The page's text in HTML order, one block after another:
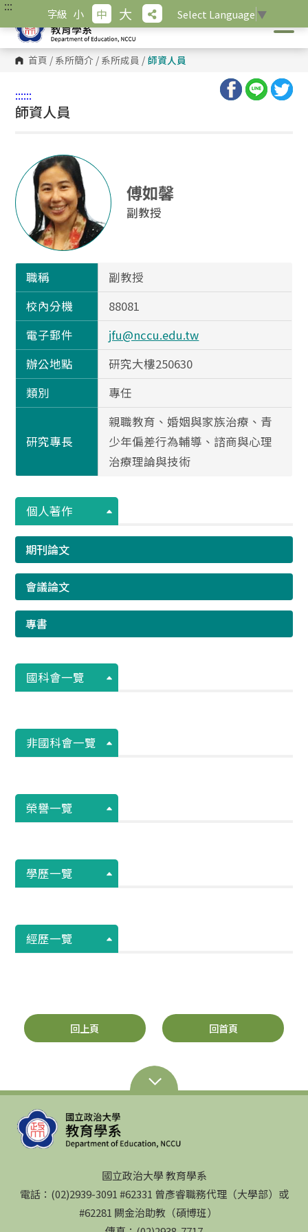
跳
主
內
容
::: 字級 小 中 大 Select Language ▼
首頁 / 系所簡介 / 系所成員 / 師資人員
::::::
師資人員
傅如馨
副教授
職稱
副教授
校內分機
88081
電子郵件
jfu@nccu.edu.tw
辦公地點
研究大樓250630
類別
專任
研究專長
親職教育、婚姻與家族治療、青
少年偏差行為輔導、諮商與心理
治療理論與技術
個人著作
期刊論文
會議論文
專書
國科會一覽
非國科會一覽
榮譽一覽
學歷一覽
經歷一覽
回上頁 回首頁
國立政治大學 教育學系
電話：(02)2939-3091 #62331 曾彥睿職務代理（大學部）或
#62281 闕金治助教（碩博班）